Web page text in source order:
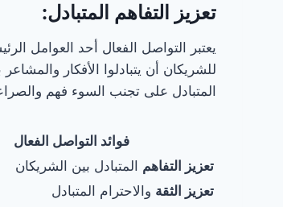
تعزيز التفاهم المتبادل:
يعتبر التواصل الفعال أحد العوامل
للشريكان أن يتبادلوا الأفكار
المتبادل على تجنب السوء فهم
فوائد التواصل الفعال
تعزيز التفاهم المتبادل بين الشريكان
تعزيز الثقة والاحترام المتبادل